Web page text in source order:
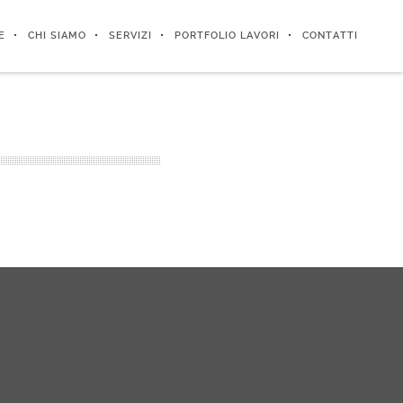
CHI SIAMO SERVIZI PORTFOLIO LAVORI CONTATTI